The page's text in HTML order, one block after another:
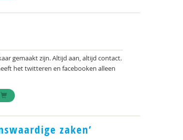
gemaakt zijn. Altijd aan, altijd contact.
het twitteren en facebooken alleen
zaken’